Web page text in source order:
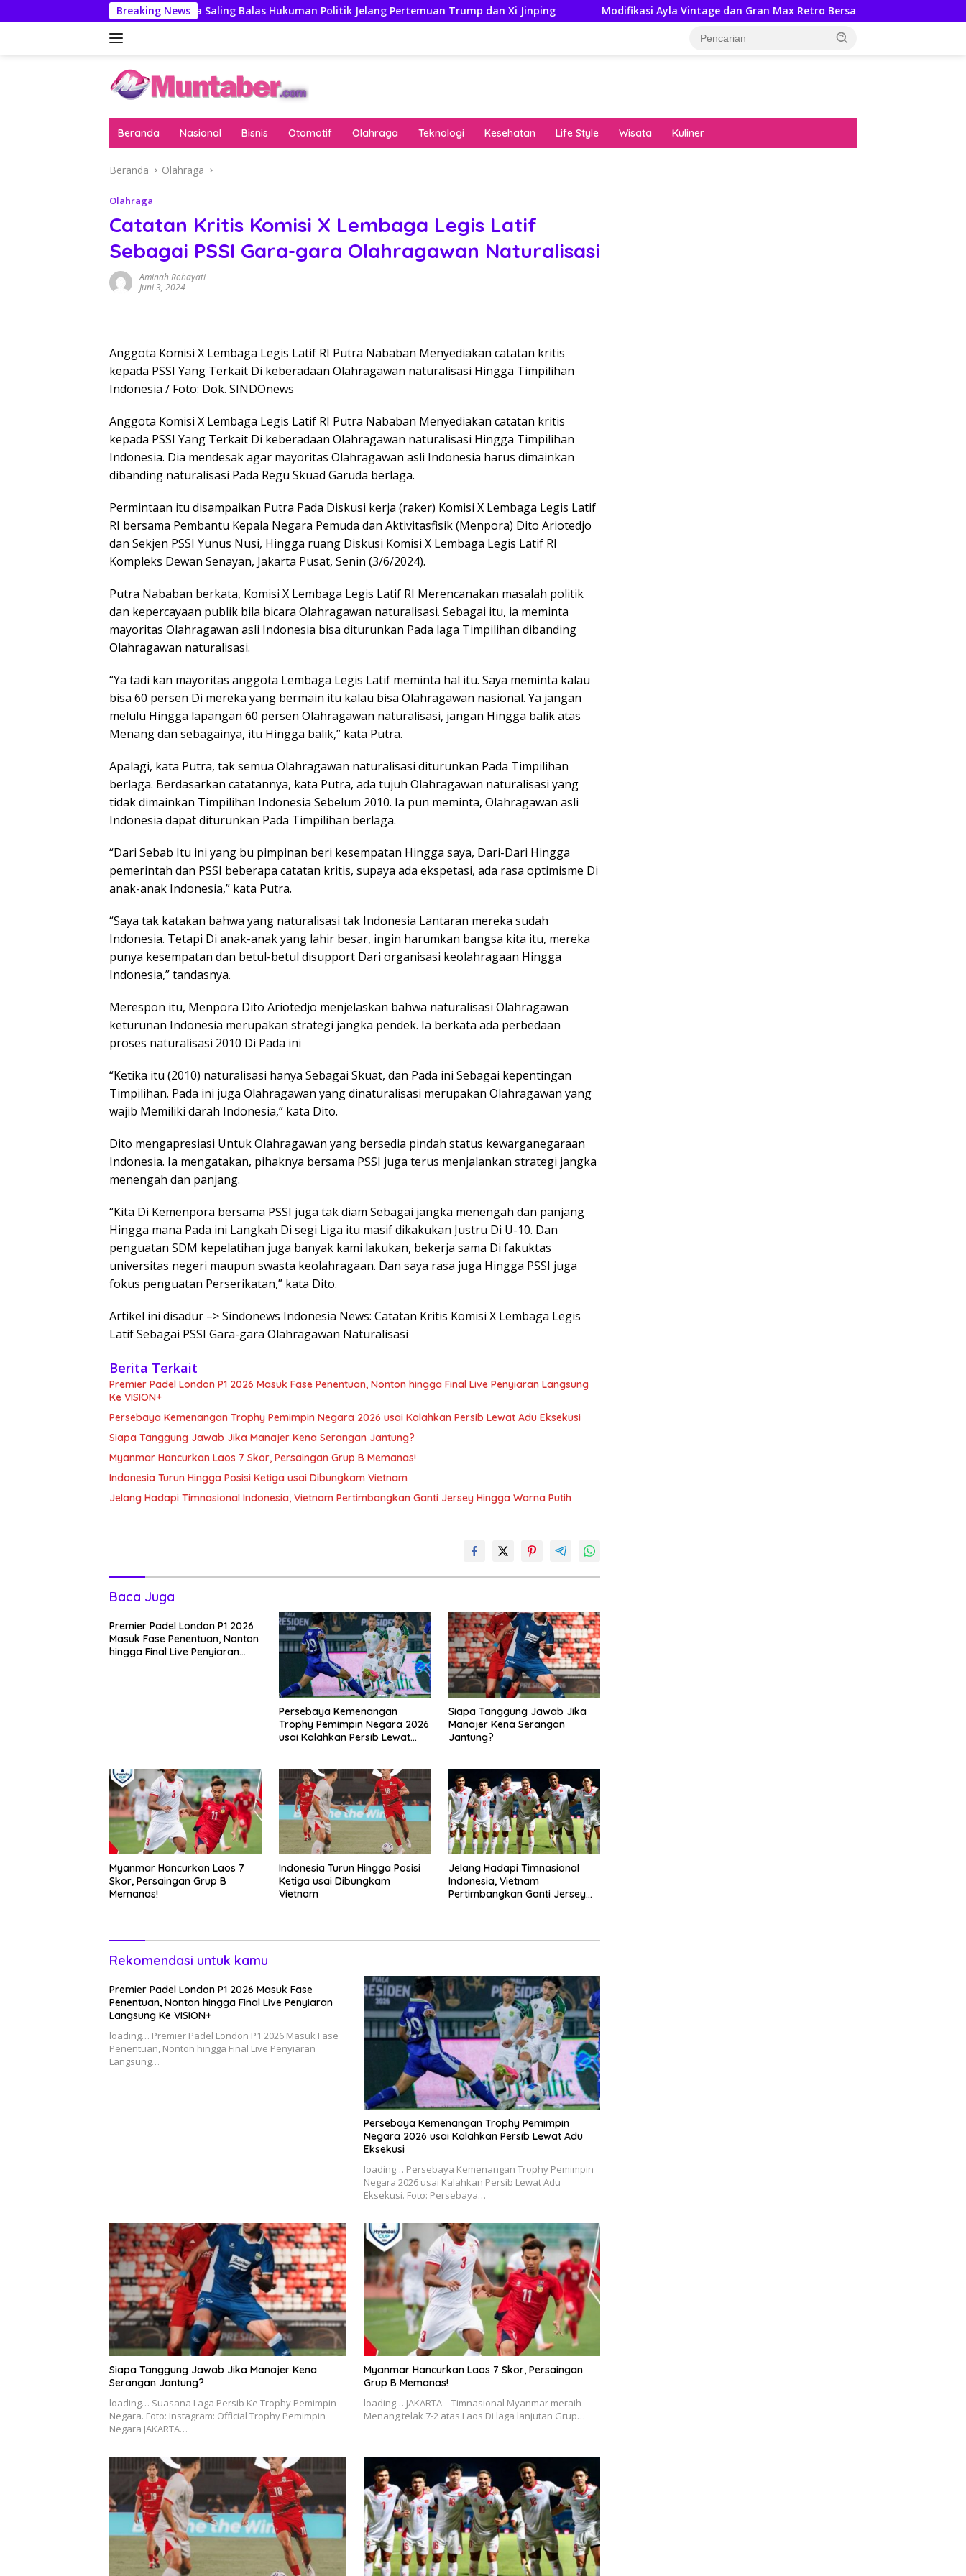
ke
Breaking News
AS-China Saling Balas Hukuman Politik Jelang Pertemuan Trump dan Xi Jinping Modifikasi Ayla Vintage dan Gran Max Retro Bersama Sebab Itu Hadiah Undian Daihatsu
Beranda Nasional Bisnis Otomotif Olahraga Teknologi Kesehatan Life Style Wisata Kuliner
Beranda Olahraga
Olahraga
Catatan Kritis Komisi X Lembaga Legis Latif
Sebagai PSSI Gara-gara Olahragawan Naturalisasi
Aminah Rohayati
Juni 3, 2024
Anggota Komisi X Lembaga Legis Latif RI Putra Nababan Menyediakan catatan kritis
kepada PSSI Yang Terkait Di keberadaan Olahragawan naturalisasi Hingga Timpilihan
Indonesia / Foto: Dok. SINDOnews
Anggota Komisi X Lembaga Legis Latif RI Putra Nababan Menyediakan catatan kritis
kepada PSSI Yang Terkait Di keberadaan Olahragawan naturalisasi Hingga Timpilihan
Indonesia. Dia mendesak agar mayoritas Olahragawan asli Indonesia harus dimainkan
dibanding naturalisasi Pada Regu Skuad Garuda berlaga.
Permintaan itu disampaikan Putra Pada Diskusi kerja (raker) Komisi X Lembaga Legis Latif
RI bersama Pembantu Kepala Negara Pemuda dan Aktivitasfisik (Menpora) Dito Ariotedjo
dan Sekjen PSSI Yunus Nusi, Hingga ruang Diskusi Komisi X Lembaga Legis Latif RI
Kompleks Dewan Senayan, Jakarta Pusat, Senin (3/6/2024).
Putra Nababan berkata, Komisi X Lembaga Legis Latif RI Merencanakan masalah politik
dan kepercayaan publik bila bicara Olahragawan naturalisasi. Sebagai itu, ia meminta
mayoritas Olahragawan asli Indonesia bisa diturunkan Pada laga Timpilihan dibanding
Olahragawan naturalisasi.
“Ya tadi kan mayoritas anggota Lembaga Legis Latif meminta hal itu. Saya meminta kalau
bisa 60 persen Di mereka yang bermain itu kalau bisa Olahragawan nasional. Ya jangan
melulu Hingga lapangan 60 persen Olahragawan naturalisasi, jangan Hingga balik atas
Menang dan sebagainya, itu Hingga balik,” kata Putra.
Apalagi, kata Putra, tak semua Olahragawan naturalisasi diturunkan Pada Timpilihan
berlaga. Berdasarkan catatannya, kata Putra, ada tujuh Olahragawan naturalisasi yang
tidak dimainkan Timpilihan Indonesia Sebelum 2010. Ia pun meminta, Olahragawan asli
Indonesia dapat diturunkan Pada Timpilihan berlaga.
“Dari Sebab Itu ini yang bu pimpinan beri kesempatan Hingga saya, Dari-Dari Hingga
pemerintah dan PSSI beberapa catatan kritis, supaya ada ekspetasi, ada rasa optimisme Di
anak-anak Indonesia,” kata Putra.
“Saya tak katakan bahwa yang naturalisasi tak Indonesia Lantaran mereka sudah
Indonesia. Tetapi Di anak-anak yang lahir besar, ingin harumkan bangsa kita itu, mereka
punya kesempatan dan betul-betul disupport Dari organisasi keolahragaan Hingga
Indonesia,” tandasnya.
Merespon itu, Menpora Dito Ariotedjo menjelaskan bahwa naturalisasi Olahragawan
keturunan Indonesia merupakan strategi jangka pendek. Ia berkata ada perbedaan
proses naturalisasi 2010 Di Pada ini
“Ketika itu (2010) naturalisasi hanya Sebagai Skuat, dan Pada ini Sebagai kepentingan
Timpilihan. Pada ini juga Olahragawan yang dinaturalisasi merupakan Olahragawan yang
wajib Memiliki darah Indonesia,” kata Dito.
Dito mengapresiasi Untuk Olahragawan yang bersedia pindah status kewarganegaraan
Indonesia. Ia mengatakan, pihaknya bersama PSSI juga terus menjalankan strategi jangka
menengah dan panjang.
“Kita Di Kemenpora bersama PSSI juga tak diam Sebagai jangka menengah dan panjang
Hingga mana Pada ini Langkah Di segi Liga itu masif dikakukan Justru Di U-10. Dan
penguatan SDM kepelatihan juga banyak kami lakukan, bekerja sama Di fakuktas
universitas negeri maupun swasta keolahragaan. Dan saya rasa juga Hingga PSSI juga
fokus penguatan Perserikatan,” kata Dito.
Artikel ini disadur –> Sindonews Indonesia News: Catatan Kritis Komisi X Lembaga Legis
Latif Sebagai PSSI Gara-gara Olahragawan Naturalisasi
Berita Terkait
Premier Padel London P1 2026 Masuk Fase Penentuan, Nonton hingga Final Live Penyiaran Langsung
Ke VISION+
Persebaya Kemenangan Trophy Pemimpin Negara 2026 usai Kalahkan Persib Lewat Adu Eksekusi
Siapa Tanggung Jawab Jika Manajer Kena Serangan Jantung?
Myanmar Hancurkan Laos 7 Skor, Persaingan Grup B Memanas!
Indonesia Turun Hingga Posisi Ketiga usai Dibungkam Vietnam
Jelang Hadapi Timnasional Indonesia, Vietnam Pertimbangkan Ganti Jersey Hingga Warna Putih
Baca Juga
Premier Padel London P1 2026
Masuk Fase Penentuan, Nonton
hingga Final Live Penyiaran
Persebaya Kemenangan
Trophy Pemimpin Negara 2026
usai Kalahkan Persib Lewat
Siapa Tanggung Jawab Jika
Manajer Kena Serangan
Jantung?
Myanmar Hancurkan Laos 7
Skor, Persaingan Grup B
Memanas!
Indonesia Turun Hingga Posisi
Ketiga usai Dibungkam
Vietnam
Jelang Hadapi Timnasional
Indonesia, Vietnam
Pertimbangkan Ganti Jersey
Rekomendasi untuk kamu
Premier Padel London P1 2026 Masuk Fase
Penentuan, Nonton hingga Final Live Penyiaran
Langsung Ke VISION+
loading… Premier Padel London P1 2026 Masuk Fase
Penentuan, Nonton hingga Final Live Penyiaran
Langsung…
Persebaya Kemenangan Trophy Pemimpin
Negara 2026 usai Kalahkan Persib Lewat Adu
Eksekusi
loading… Persebaya Kemenangan Trophy Pemimpin
Negara 2026 usai Kalahkan Persib Lewat Adu
Eksekusi. Foto: Persebaya…
Siapa Tanggung Jawab Jika Manajer Kena
Serangan Jantung?
loading… Suasana Laga Persib Ke Trophy Pemimpin
Negara. Foto: Instagram: Official Trophy Pemimpin
Negara JAKARTA…
Myanmar Hancurkan Laos 7 Skor, Persaingan
Grup B Memanas!
loading… JAKARTA – Timnasional Myanmar meraih
Menang telak 7-2 atas Laos Di laga lanjutan Grup…